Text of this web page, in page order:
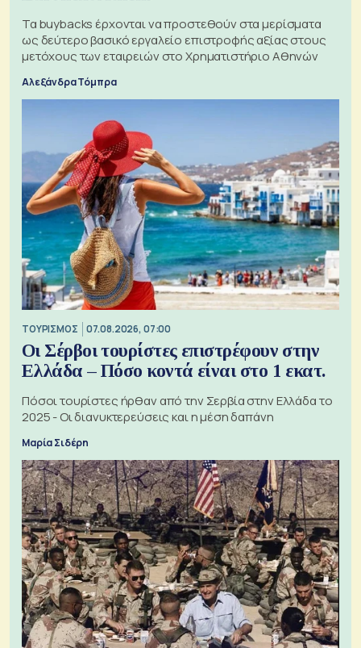
Τα buybacks έρχονται να προστεθούν στα μερίσματα
ως δεύτερο βασικό εργαλείο επιστροφής αξίας στους
μετόχους των εταιρειών στο Χρηματιστήριο Αθηνών
Αλεξάνδρα Τόμπρα
ΤΟΥΡΙΣΜΟΣ 07.08.2026, 07:00
Οι Σέρβοι τουρίστες επιστρέφουν στην
Ελλάδα – Πόσο κοντά είναι στο 1 εκατ.
Πόσοι τουρίστες ήρθαν από την Σερβία στην Ελλάδα το
2025 - Οι διανυκτερεύσεις και η μέση δαπάνη
Μαρία Σιδέρη